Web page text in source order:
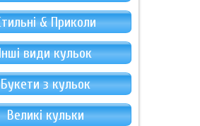
& Приколи
види кульок
Букети з кульок
Великі кульки